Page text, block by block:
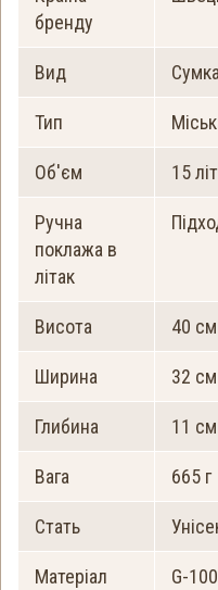
бренду
Вид
Тип
Об'єм 15
Ручна
поклажа в
літак
Висота 40 см
Ширина 32 см
Глибина 11 см
Вага 665 г
Стать
Матеріал
G-